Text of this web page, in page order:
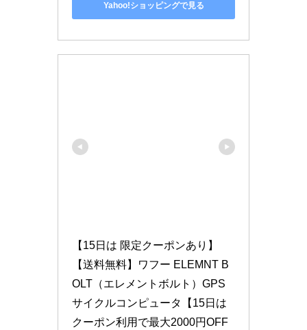
Yahoo!ショッピングで見る
【15日は 限定クーポンあり】
【送料無料】ワフー ELEMNT B
OLT（エレメントボルト）GPS
サイクルコンピュータ【15日は
クーポン利用で最大2000円OFF